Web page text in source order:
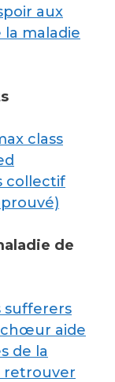
aux
maladie
class
collectif
de
sufferers
chœur aide
de la
retrouver